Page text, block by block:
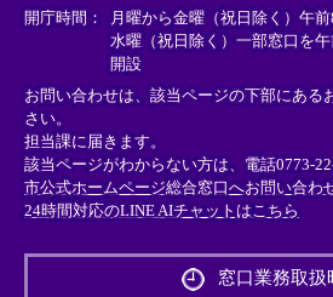
＞
＞
＞
開庁時間：
月曜から金曜（祝日除く）午
水曜（祝日除く）一部窓口を
開設
お問い合わせは、該当ページの下部にある
さい。
担当課に届きます。
該当ページがわからない方は、電話0773-
市公式ホームページ総合窓口へお問い合わ
24時間対応のLINE AIチャットはこちら
外
窓口業務取扱